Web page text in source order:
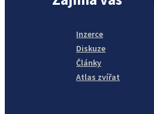
Inzerce
Diskuze
Články
Atlas zvířat